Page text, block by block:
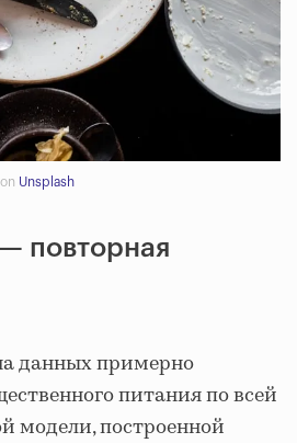
on Unsplash
повторная
данных примерно
питания по всей
модели, построенной